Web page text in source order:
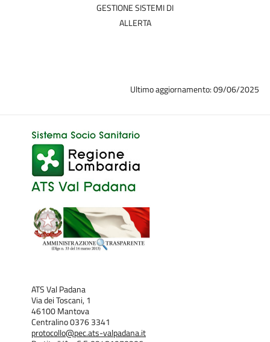
GESTIONE SISTEMI DI
ALLERTA
Ultimo aggiornamento: 09/06/2025
ATS Val Padana
Via dei Toscani, 1
46100 Mantova
Centralino 0376 3341
protocollo@pec.ats-valpadana.it